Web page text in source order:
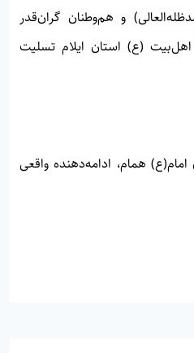
و هم‌وطنان گران‌قدر
(ع) استان ایلام تسلیت
همام، ادامه‌دهنده واقعی